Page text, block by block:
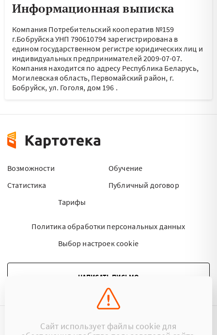
Информационная выписка
Компания Потребительский кооператив №159
г.Бобруйска УНП 790610794 зарегистрирована в
едином государственном регистре юридических лиц и
индивидуальных предпринимателей 2009-07-07.
Компания находится по адресу Республика Беларусь,
Могилевская область, Первомайский район, г.
Бобруйск, ул. Гоголя, дом 196 .
Возможности
Статистика
Тарифы
Обучение
Публичный договор
Политика обработки персональных данных
Выбор настроек cookie
НАПИСАТЬ ПИСЬМО
©2015 - 2026 Kartoteka.by Все права защищены.
Сайт использует файлы cookie для